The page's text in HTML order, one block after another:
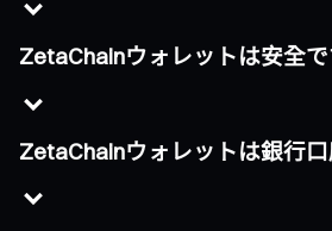
ZetaChainウォレットは安全で
ZetaChainウォレットは銀行口